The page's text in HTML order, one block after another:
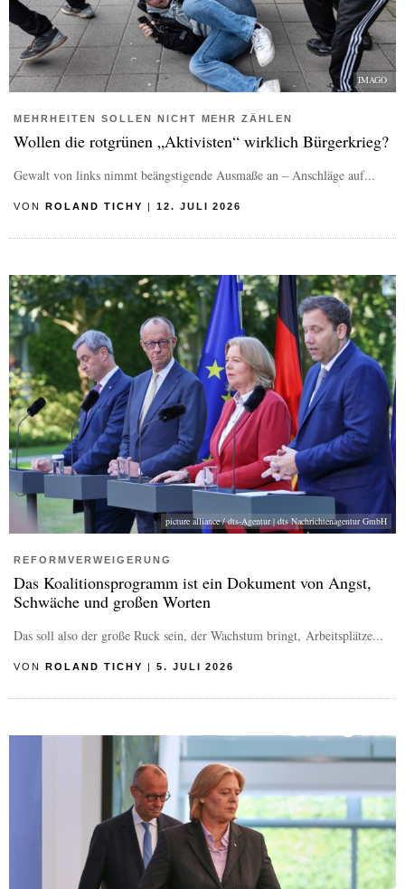
IMAGO
MEHRHEITEN SOLLEN NICHT MEHR ZÄHLEN
Wollen die rotgrünen „Aktivisten“ wirklich Bürgerkrieg?
Gewalt von links nimmt beängstigende Ausmaße an – Anschläge auf...
VON ROLAND TICHY 12. JULI 2026
picture alliance / dts-Agentur | dts Nachrichtenagentur GmbH
REFORMVERWEIGERUNG
Das Koalitionsprogramm ist ein Dokument von Angst,
Schwäche und großen Worten
Das soll also der große Ruck sein, der Wachstum bringt, Arbeitsplätze...
VON ROLAND TICHY | 5. JULI 2026